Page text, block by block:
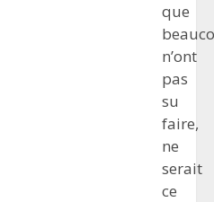
que
n’ont
pas
su
faire,
ne
serait
ce